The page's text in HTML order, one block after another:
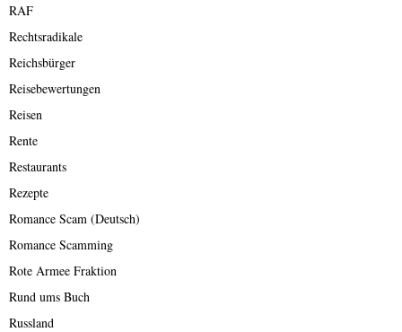
RAF
Rechtsradikale
Reichsbürger
Reisebewertungen
Reisen
Rente
Restaurants
Rezepte
Romance Scam (Deutsch)
Romance Scamming
Rote Armee Fraktion
Rund ums Buch
Russland